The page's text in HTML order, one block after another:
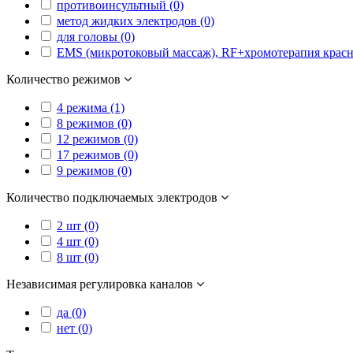
противоинсультный (0)
метод жидких электродов (0)
для головы (0)
EMS (микротоковый массаж), RF+хромотерапия
Количество режимов
4 режима (1)
8 режимов (0)
12 режимов (0)
17 режимов (0)
9 режимов (0)
Количество подключаемых электродов
2 шт (0)
4 шт (0)
8 шт (0)
Независимая регулировка каналов
да (0)
нет (0)